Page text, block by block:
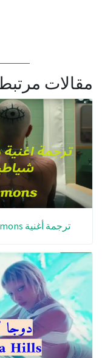
مقالات
ترجمة أغنية Demons لدوجا كات